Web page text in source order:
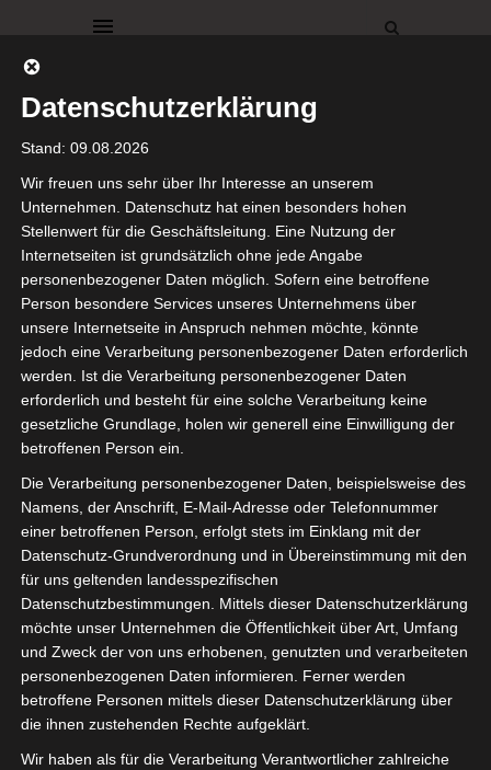
DEKO DEKORATIONEN WOHNZIMMER
Neue Poster
fürs
Wohnzimmer
27. Juni 2023
Ihr Lieben,
ich hoffe, ihr hattet einen guten
Start in die neue Woche.
Wir hattet ein schönes
Midsommarfest und ein
gemütliches Wochenende.
Der Regen hat uns ein wenig
Abkühlung verschafft.
Datenschutzerklärung
Stand: 09.08.2026
Wir freuen uns sehr über Ihr Interesse an unserem
Unternehmen. Datenschutz hat einen besonders hohen
Stellenwert für die Geschäftsleitung. Eine Nutzung der
Internetseiten ist grundsätzlich ohne jede Angabe
personenbezogener Daten möglich. Sofern eine betroffene
Person besondere Services unseres Unternehmens über
unsere Internetseite in Anspruch nehmen möchte, könnte
jedoch eine Verarbeitung personenbezogener Daten erforderlich
werden. Ist die Verarbeitung personenbezogener Daten
erforderlich und besteht für eine solche Verarbeitung keine
gesetzliche Grundlage, holen wir generell eine Einwilligung der
betroffenen Person ein.
Die Verarbeitung personenbezogener Daten, beispielsweise des
Namens, der Anschrift, E-Mail-Adresse oder Telefonnummer
einer betroffenen Person, erfolgt stets im Einklang mit der
Datenschutz-Grundverordnung und in Übereinstimmung mit den
für uns geltenden landesspezifischen
Datenschutzbestimmungen. Mittels dieser Datenschutzerklärung
möchte unser Unternehmen die Öffentlichkeit über Art, Umfang
und Zweck der von uns erhobenen, genutzten und verarbeiteten
personenbezogenen Daten informieren. Ferner werden
betroffene Personen mittels dieser Datenschutzerklärung über
die ihnen zustehenden Rechte aufgeklärt.
Wir haben als für die Verarbeitung Verantwortlicher zahlreiche